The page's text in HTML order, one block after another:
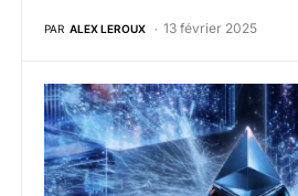
PAR ALEX LEROUX 13 février 2025
Lido dévoile sa V3 : une